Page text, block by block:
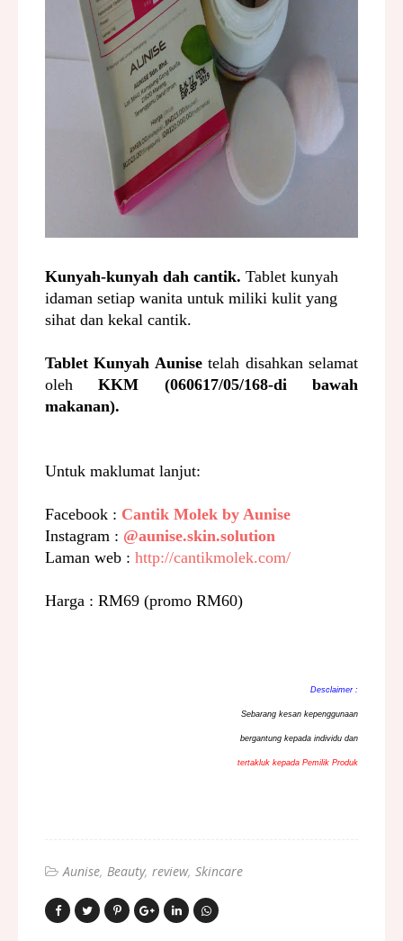
Kunyah-kunyah dah cantik. Tablet kunyah
idaman setiap wanita untuk miliki kulit yang
sihat dan kekal cantik.
Tablet Kunyah Aunisetelah disahkan selamat
olehKKM
(060617/05/168-di bawah
makanan).
Untuk maklumat lanjut:
Facebook : Cantik Molek by Aunise
Instagram : @aunise.skin.solution
Laman web : http://cantikmolek.com/
Harga : RM69 (promo RM60)
Desclaimer :
Sebarang kesan kepenggunaan
bergantung kepada individu dan
tertakluk kepada Pemilik Produk
Aunise Beauty review Skincare